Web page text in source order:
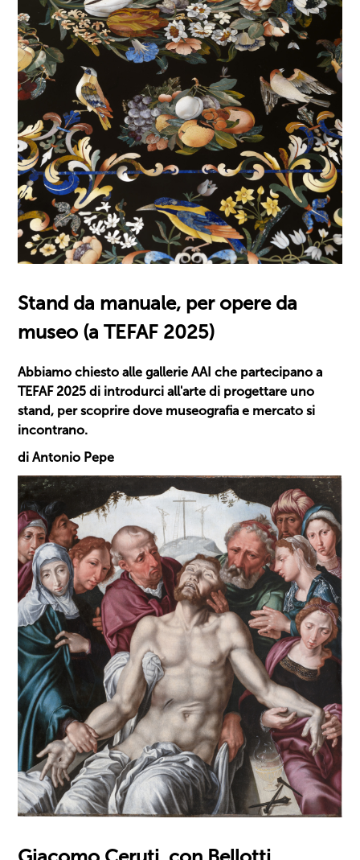
Stand da manuale, per opere da
museo (a TEFAF 2025)
Abbiamo chiesto alle gallerie AAI che partecipano a
TEFAF 2025 di introdurci all'arte di progettare uno
stand, per scoprire dove museografia e mercato si
incontrano.
di Antonio Pepe